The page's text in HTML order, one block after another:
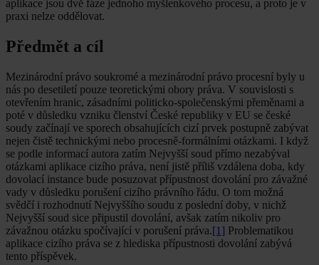
aplikace jsou dvě fáze jednoho myšlenkového procesu, a proto je v
praxi nelze oddělovat.
Předmět a cíl
Mezinárodní právo soukromé a mezinárodní právo procesní byly u
nás po desetiletí pouze teoretickými obory práva. V souvislosti s
otevřením hranic, zásadními politicko-společenskými přeměnami a
poté v důsledku vzniku členství České republiky v EU se české
soudy začínají ve sporech obsahujících cizí prvek postupně zabývat
nejen čistě technickými nebo procesně-formálními otázkami. I když
se podle informací autora zatím Nejvyšší soud přímo nezabýval
otázkami aplikace cizího práva, není jistě příliš vzdálena doba, kdy
dovolací instance bude posuzovat přípustnost dovolání pro závažné
vady v důsledku porušení cizího právního řádu. O tom možná
svědčí i rozhodnutí Nejvyššího soudu z poslední doby, v nichž
Nejvyšší soud sice připustil dovolání, avšak zatím nikoliv pro
závažnou otázku spočívající v porušení práva.[1] Problematikou
aplikace cizího práva se z hlediska přípustnosti dovolání zabývá
tento příspěvek.